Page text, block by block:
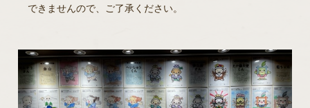
できませんので、ご了承ください。